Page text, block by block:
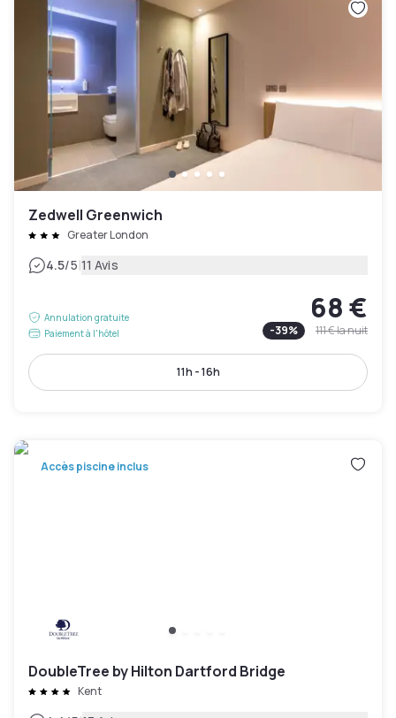
Zedwell Greenwich
Greater London
4.5/5|11 Avis
Annulation gratuite
Paiement à l'hôtel
68 €
-39% 111 €la nuit
11h - 16h
Accès piscine inclus
DoubleTree by Hilton Dartford Bridge
Kent